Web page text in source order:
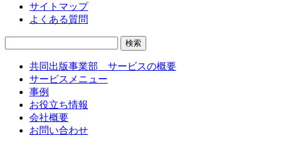
サイトマップ
よくある質問
共同出版事業部 サービスの概要
サービスメニュー
事例
お役立ち情報
会社概要
お問い合わせ